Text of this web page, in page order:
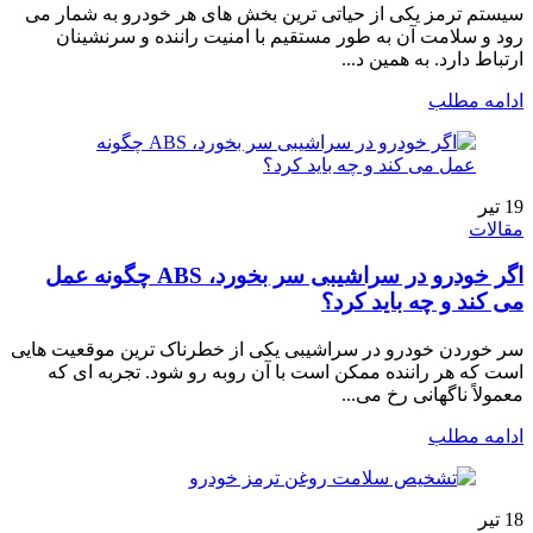
سیستم ترمز یکی از حیاتی ترین بخش های هر خودرو به شمار می
رود و سلامت آن به طور مستقیم با امنیت راننده و سرنشینان
ارتباط دارد. به همین د...
ادامه مطلب
19 تیر
مقالات
اگر خودرو در سراشیبی سر بخورد، ABS چگونه عمل
می کند و چه باید کرد؟
سر خوردن خودرو در سراشیبی یکی از خطرناک ترین موقعیت هایی
است که هر راننده ممکن است با آن روبه رو شود. تجربه ای که
معمولاً ناگهانی رخ می...
ادامه مطلب
18 تیر